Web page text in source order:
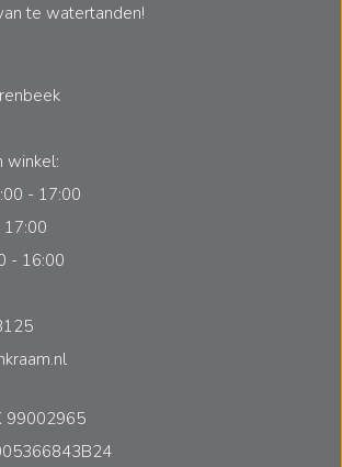
te watertanden!
winkel:
- 17:00
17:00
- 16:00
99002965